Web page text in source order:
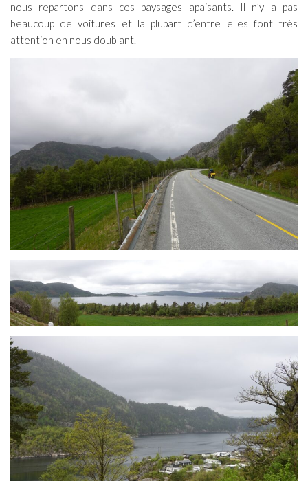
nous repartons dans ces paysages apaisants. Il n’y a pas
beaucoup de voitures et la plupart d’entre elles font très
attention en nous doublant.